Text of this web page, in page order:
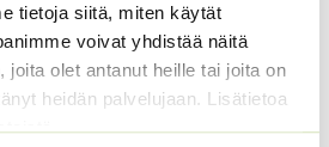
tietoja siitä, miten käytät
voivat yhdistää näitä
joita olet antanut heille tai joita on
heidän palvelujaan. Lisätietoa
Lehtiselleri Tall Utah
valmispussi/eri
pakkauskoot
3,90€ – 8,90 € Hintaluokka:
3,90 €
Sisältää
arvonlisäveron